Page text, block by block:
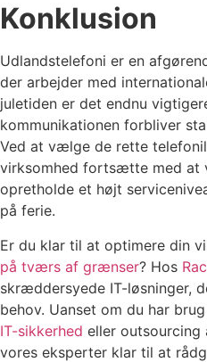
Konklusion
Udlandstelefoni er en
der arbejder med
juletiden er det endnu
kommunikationen forbliver
Ved at vælge de rette
virksomhed fortsætte med
opretholde et højt
på ferie.
Er du klar til at optimere din
på tværs af grænser? Hos
skræddersyede IT-løsninger,
behov. Uanset om du har
IT-sikkerhed eller outsourcing
vores eksperter klar til at